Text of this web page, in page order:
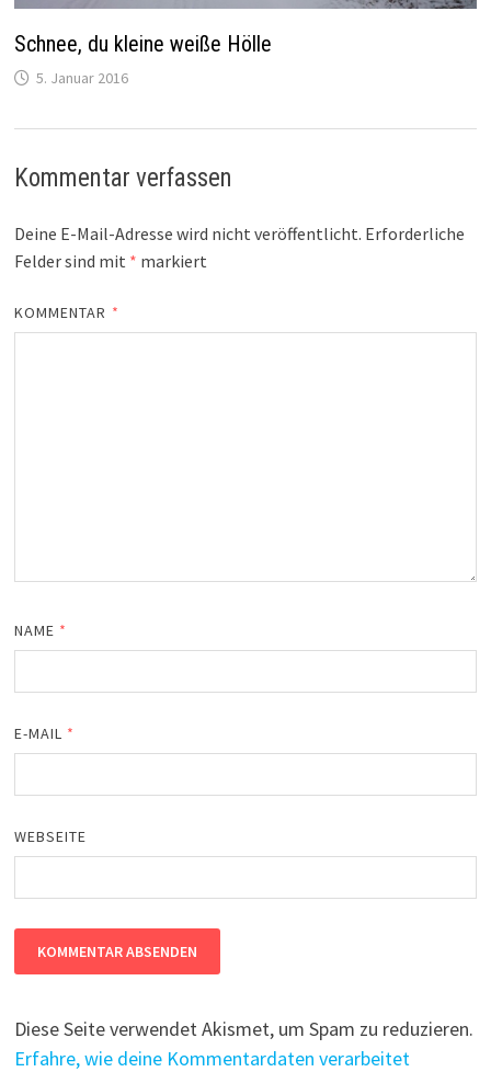
Schnee, du kleine weiße Hölle
5. Januar 2016
Kommentar verfassen
Deine E-Mail-Adresse wird nicht veröffentlicht. Erforderliche
Felder sind mit * markiert
KOMMENTAR *
NAME *
E-MAIL *
WEBSEITE
Diese Seite verwendet Akismet, um Spam zu reduzieren.
Erfahre, wie deine Kommentardaten verarbeitet